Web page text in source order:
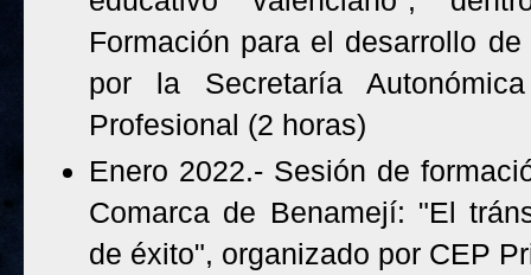
Formación para el desarrollo
por la Secretaría
Profesional (2 horas)
Enero 2022.- Sesión de
Comarca de Benamejí: "El
de éxito", organizado por CEP